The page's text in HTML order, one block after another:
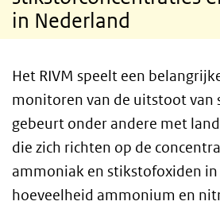
in Nederland
Het RIVM speelt een
monitoren van de uitstoot van
gebeurt onder andere met
die zich richten op de
ammoniak en stikstofoxiden in
hoeveelheid ammonium en